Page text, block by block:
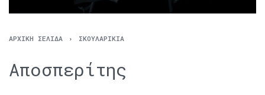
ΑΡΧΙΚΉ ΣΕΛΊΔΑ › ΣΚΟΥΛΑΡΊΚΙΑ
Αποσπερίτης